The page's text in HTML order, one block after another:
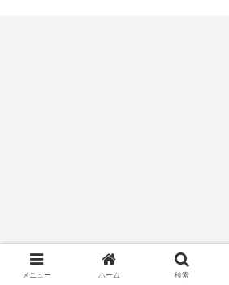
メニュー ホーム 検索